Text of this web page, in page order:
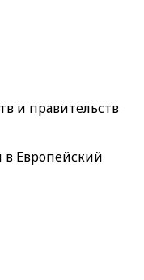
и правительств
Европейский